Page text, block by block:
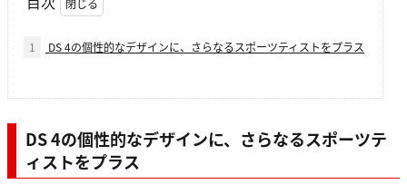
1 DS 4の個性的なデザインに、さらなるスポーツティストをプラス
DS 4の個性的なデザインに、さらなるスポーツテ
ィストをプラス